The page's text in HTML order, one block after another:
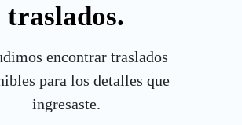
traslados.
encontrar traslados
para los detalles que
ingresaste.